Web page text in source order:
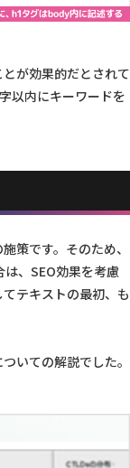
が効果的だとされて
以内にキーワードを
策です。そのため、
、SEO効果を考慮
テキストの最初、も
いての解説でした。